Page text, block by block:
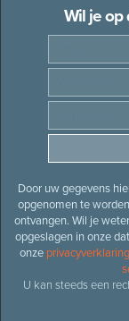
Wil je op
Door uw gegevens
opgenomen te
ontvangen. Wil je
opgeslagen in onze
onze privacyverklaring
U kan steeds een